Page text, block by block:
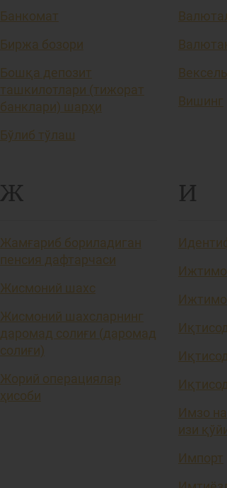
Банкомат
Биржа бозори
Бошқа депозит
ташкилотлари (тижорат
банклари) шарҳи
Бўлиб тўлаш
Вексель
Вишинг
Ж
Жамғариб бориладиган
пенсия дафтарчаси
Жисмоний шахс
Жисмоний шахсларнинг
даромад солиғи (даромад
солиғи)
Жорий операциялар
ҳисоби
И
Имзо
изи
Импорт